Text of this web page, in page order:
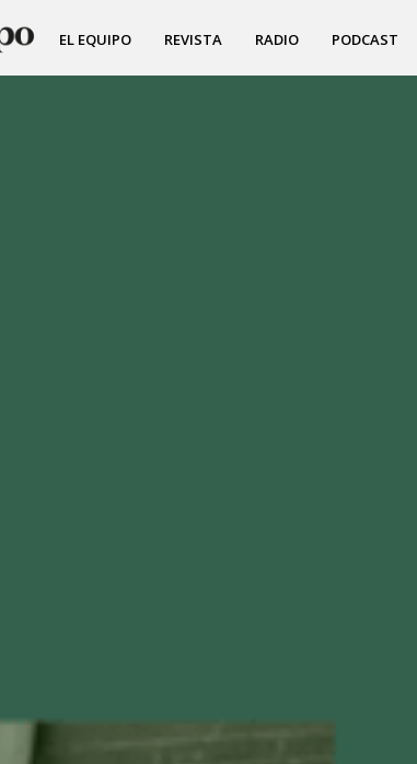
EL EQUIPO REVISTA RADIO PODCAST